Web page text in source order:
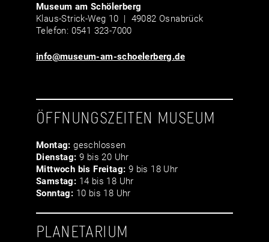
Museum am Schölerberg
Klaus-Strick-Weg 10 | 49082 Osnabrück
Telefon: 0541 323-7000
info@museum-am-schoelerberg.de
ÖFFNUNGSZEITEN MUSEUM
Montag: geschlossen
Dienstag: 9 bis 20 Uhr
Mittwoch bis Freitag: 9 bis 18 Uhr
Samstag: 14 bis 18 Uhr
Sonntag: 10 bis 18 Uhr
PLANETARIUM